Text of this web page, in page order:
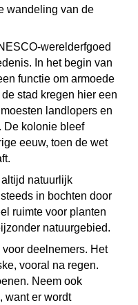
wandeling van de
werelderfgoed
In het begin van
functie om armoede
stad kregen hier een
landlopers en
De kolonie bleef
eeuw, toen de wet
natuurlijk
in bochten door
ruimte voor planten
natuurgebied.
deelnemers. Het
vooral na regen.
Neem ook
want er wordt